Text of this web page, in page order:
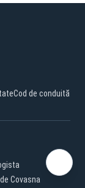
Cod de conduită
Covasna